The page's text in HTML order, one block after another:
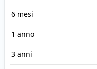
6 mesi
1 anno
3 anni